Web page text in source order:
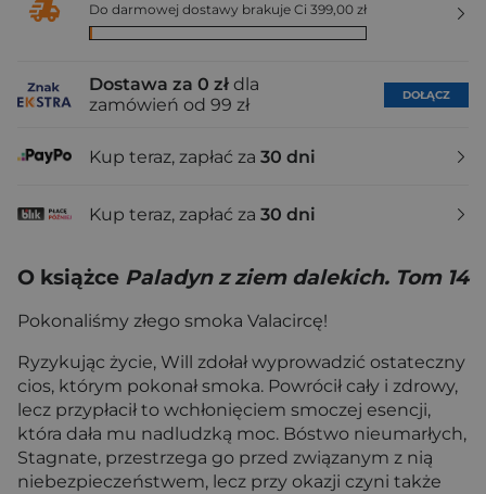
Do darmowej dostawy brakuje Ci 399,00 zł
Dostawa za 0 zł dla
zamówień od 99 zł
DOŁĄCZ
Kup teraz, zapłać za 30 dni
Kup teraz, zapłać za 30 dni
O książce Paladyn z ziem dalekich. Tom 14
Pokonaliśmy złego smoka Valacircę!
Ryzykując życie, Will zdołał wyprowadzić ostateczny
cios, którym pokonał smoka. Powrócił cały i zdrowy,
lecz przypłacił to wchłonięciem smoczej esencji,
która dała mu nadludzką moc. Bóstwo nieumarłych,
Stagnate, przestrzega go przed związanym z nią
niebezpieczeństwem, lecz przy okazji czyni także